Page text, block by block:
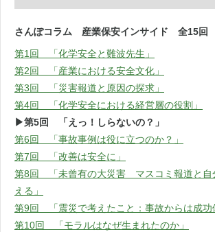
さんぽコラム 産業保安インサイド 全15回
第1回 「化学安全と難波先生」
第2回 「産業における安全文化」
第3回 「災害報道と原因の探求」
第4回 「化学安全における経営層の役割」
▶第5回 「えっ！しらないの？」
第6回 「事故事例は役に立つのか？」
第7回 「改善は安全に」
第8回 「未曾有の大災害 マスコミ報道と自
える」
第9回 「震災で考えたこと：事故からは成功
第10回 「モラルはなぜ生まれたのか」